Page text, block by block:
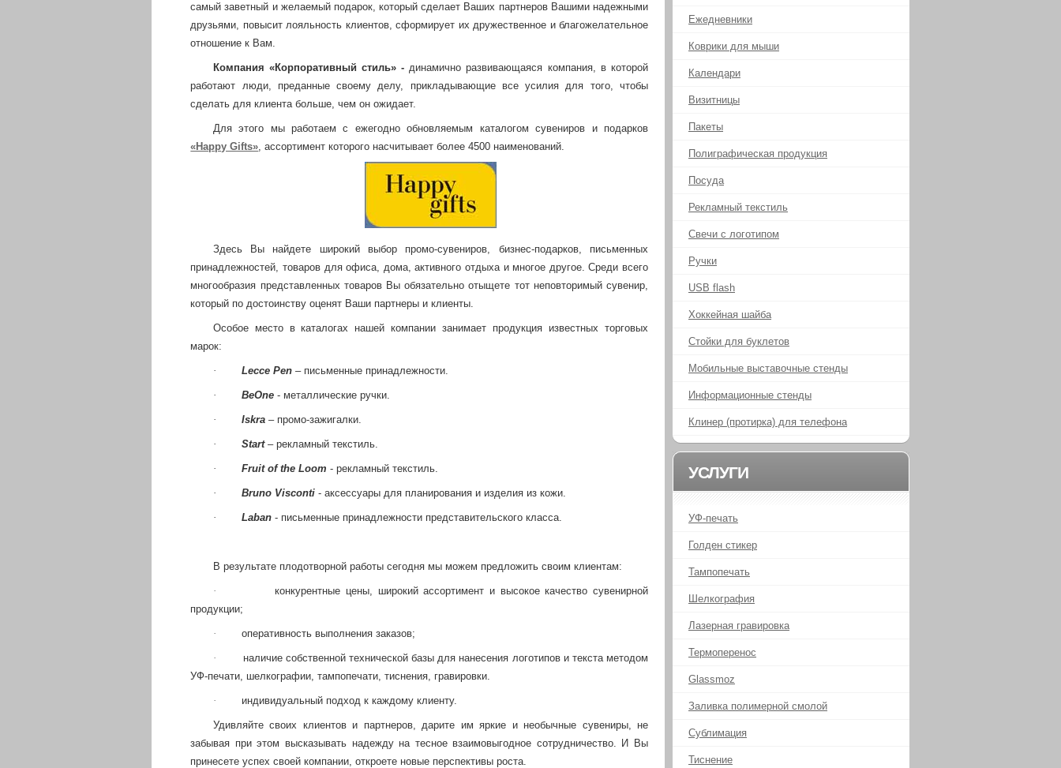
самый заветный и желаемый подарок, который сделает Ваших партнеров Вашими надежными
друзьями, повысит лояльность клиентов, сформирует их дружественное и благожелательное
отношение к Вам.
Компания «Корпоративный стиль» -динамично развивающаяся компания, в которой
работают люди, преданные своему делу, прикладывающие все усилия для того, чтобы
сделать для клиента больше, чем он ожидает.
Для этого мы работаем с ежегодно обновляемым каталогом сувениров и подарков
«Happy Gifts», ассортимент которого насчитывает более 4500 наименований.
Здесь Вы найдете широкий выбор промо-сувениров, бизнес-подарков, письменных
принадлежностей, товаров для офиса, дома, активного отдыха и многое другое. Среди всего
многообразия представленных товаров Вы обязательно отыщете тот неповторимый сувенир,
который по достоинству оценят Ваши партнеры и клиенты.
Особое место в каталогах нашей компании занимает продукция известных торговых
марок:
· Lecce Pen– письменные принадлежности.
· BeOne- металлические ручки.
· Iskra– промо-зажигалки.
· Start– рекламный текстиль.
· Fruit of the Loom - рекламный текстиль.
· Bruno Visconti - аксессуары для планирования и изделия из кожи.
· Laban- письменные принадлежности представительского класса.
В результате плодотворной работы сегодня мы можем предложить своим клиентам:
·
конкурентные цены, широкий ассортимент и высокое качество сувенирной
продукции;
· оперативность выполнения заказов;
·
наличие собственной технической базы для нанесения логотипов и текста методом
УФ-печати, шелкографии, тампопечати, тиснения, гравировки.
· индивидуальный подход к каждому клиенту.
Удивляйте своих клиентов и партнеров, дарите им яркие и необычные сувениры, не
забывая при этом высказывать надежду на тесное взаимовыгодное сотрудничество. И Вы
принесете успех своей компании, откроете новые перспективы роста.
Ежедневники
Коврики для мыши
Календари
Визитницы
Пакеты
Полиграфическая продукция
Посуда
Рекламный текстиль
Свечи с логотипом
Ручки
USB flash
Хоккейная шайба
Стойки для буклетов
Мобильные выставочные стенды
Информационные стенды
Клинер (протирка) для телефона
УСЛУГИ
УФ-печать
Голден стикер
Тампопечать
Шелкография
Лазерная гравировка
Термоперенос
Glassmoz
Заливка полимерной смолой
Сублимация
Тиснение